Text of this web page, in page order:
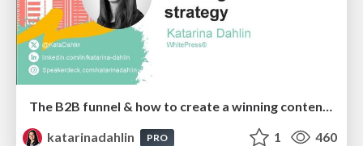
The B2B funnel & how to create a winning content strategy
katarinadahlin
PRO 1 460